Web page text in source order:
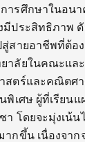
ารศึกษาในอนา
มีประสิทธิภาพ
สู่สายอาชีพที่ต้อ
าลัยในคณะแล
สตร์และคณิตศ
นพิเศษ ผู้ที่เรีย
า โดยจะมุ่งเน้
ากขึ้น เนื่องจา